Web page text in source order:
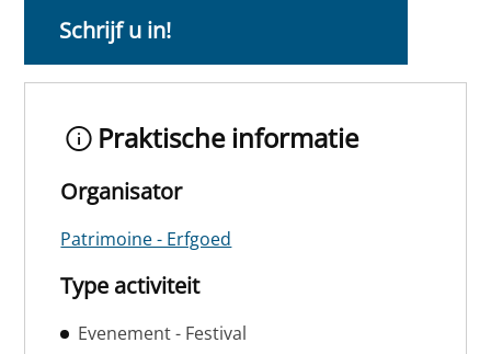
Schrijf u in!
Praktische informatie
Organisator
Patrimoine - Erfgoed
Type activiteit
Evenement - Festival